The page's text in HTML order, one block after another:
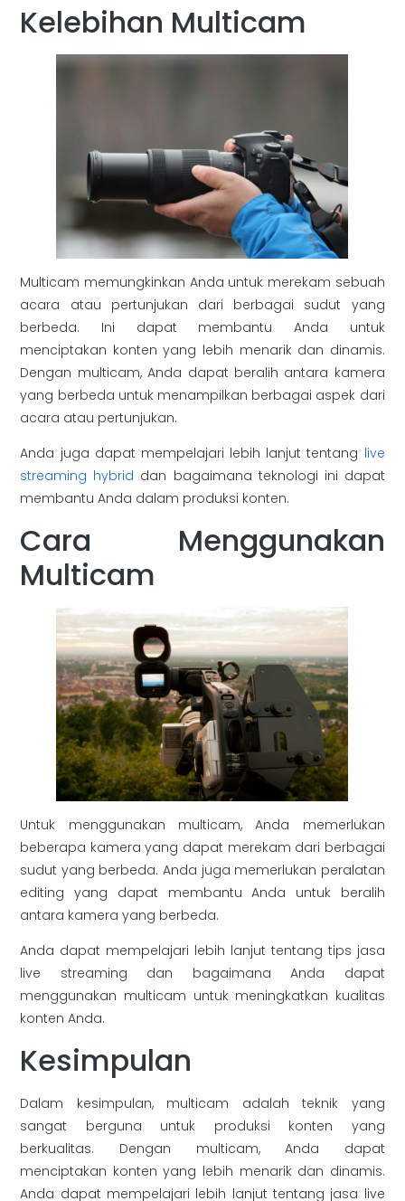
Kelebihan Multicam
Multicam memungkinkan Anda untuk merekam sebuah
acara atau pertunjukan dari berbagai sudut yang
berbeda. Ini dapat membantu Anda untuk
menciptakan konten yang lebih menarik dan dinamis.
Dengan multicam, Anda dapat beralih antara kamera
yang berbeda untuk menampilkan berbagai aspek dari
acara atau pertunjukan.
Anda juga dapat mempelajari lebih lanjut tentang live
streaming hybrid dan bagaimana teknologi ini dapat
membantu Anda dalam produksi konten.
Cara Menggunakan
Multicam
Untuk menggunakan multicam, Anda memerlukan
beberapa kamera yang dapat merekam dari berbagai
sudut yang berbeda. Anda juga memerlukan peralatan
editing yang dapat membantu Anda untuk beralih
antara kamera yang berbeda.
Anda dapat mempelajari lebih lanjut tentang tips jasa
live streaming dan bagaimana Anda dapat
menggunakan multicam untuk meningkatkan kualitas
konten Anda.
Kesimpulan
Dalam kesimpulan, multicam adalah teknik yang
sangat berguna untuk produksi konten yang
berkualitas. Dengan multicam, Anda dapat
menciptakan konten yang lebih menarik dan dinamis.
Anda dapat mempelajari lebih lanjut tentang jasa live